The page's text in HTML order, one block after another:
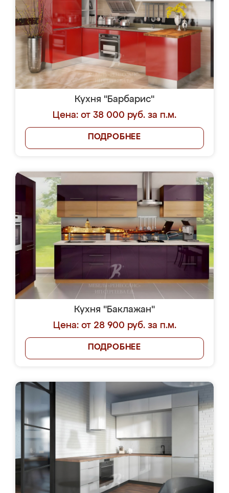
Кухня "Барбарис"
Цена: от 38 000 руб. за п.м.
ПОДРОБНЕЕ
Кухня "Баклажан"
Цена: от 28 900 руб. за п.м.
ПОДРОБНЕЕ